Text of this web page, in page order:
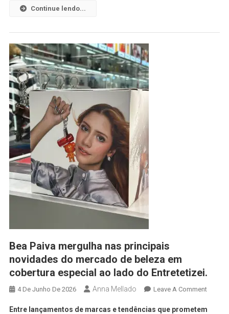
Continue lendo...
Bea Paiva mergulha nas principais
novidades do mercado de beleza em
cobertura especial ao lado do Entretetizei.
4 De Junho De 2026 Anna Mellado Leave A Comment
Entre lançamentos de marcas e tendências que prometem